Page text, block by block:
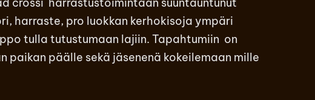
harraste, pro luokkan kerhokisoja ympäri
tulla tutustumaan lajiin. Tapahtumiin on
paikan päälle sekä jäsenenä kokeilemaan mille